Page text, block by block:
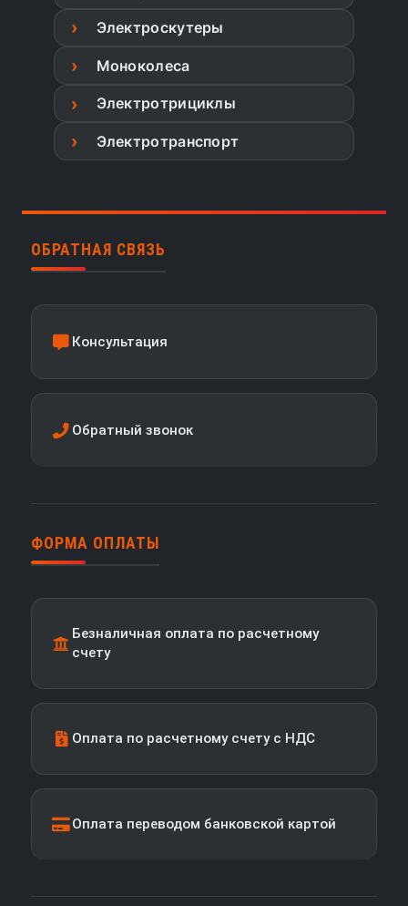
Электроскутеры
Моноколеса
Электротрициклы
Электротранспорт
ОБРАТНАЯ СВЯЗЬ
Консультация
Обратный звонок
ФОРМА ОПЛАТЫ
Безналичная оплата по расчетному
счету
Оплата по расчетному счету с НДС
Оплата переводом банковской картой